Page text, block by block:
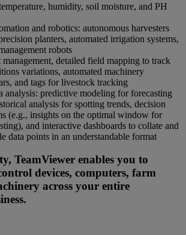
humidity, soil moisture, and PH
and robotics: autonomous harvesters
planters, automated irrigation systems,
robots
detailed field mapping to track
variations, automated machinery
and tags for livestock tracking
analysis: predictive modeling for forecasting
analysis for spotting trends, decision
(e.g., insights on the optimal window for
and interactive dashboards to collate and
data points in an understandable format
TeamViewer enables you to
devices, computers, farm
across your entire